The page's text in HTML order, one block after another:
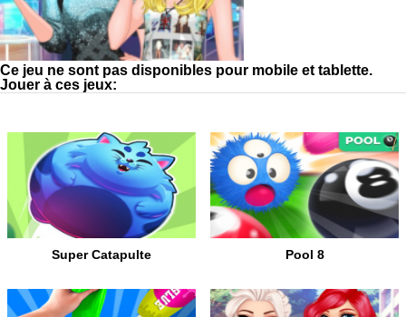
Ce jeu ne sont pas disponibles pour mobile et tablette.
Jouer à ces jeux:
Super Catapulte Pool 8